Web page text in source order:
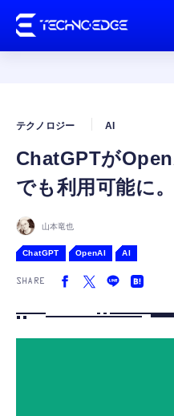
ChatGPTが
でも利用可能に
テクノロジー AI
山本竜也
ChatGPT OpenAI AI
SHARE